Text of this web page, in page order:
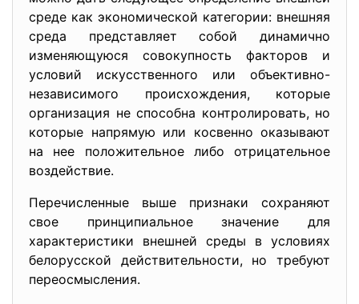
среде как экономической категории: внешняя
среда представляет собой динамично
изменяющуюся совокупность факторов и
условий искусственного или объективно-
независимого происхождения, которые
организация не способна контролировать, но
которые напрямую или косвенно оказывают
на нее положительное либо отрицательное
воздействие.
Перечисленные выше признаки сохраняют
свое принципиальное значение для
характеристики внешней среды в условиях
белорусской действительности, но требуют
переосмысления.